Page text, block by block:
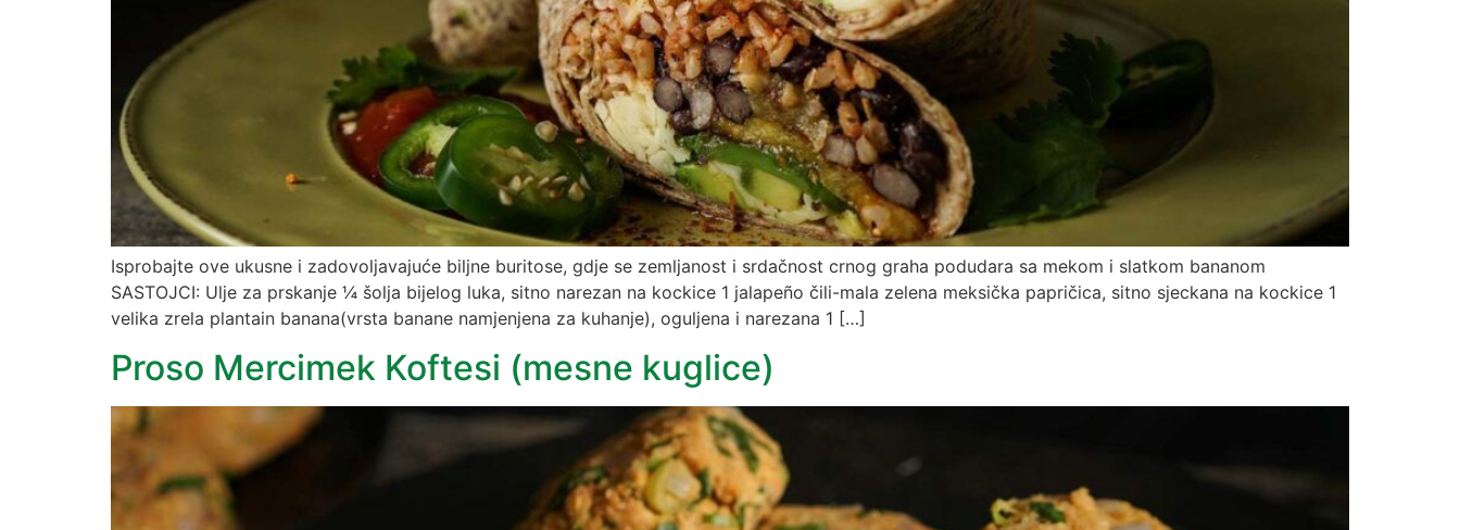
Isprobajte ove ukusne i zadovoljavajuće biljne buritose, gdje se zemljanost i srdačnost crnog graha podudara sa mekom i slatkom bananom
SASTOJCI: Ulje za prskanje ¼ šolja bijelog luka, sitno narezan na kockice 1 jalapeño čili-mala zelena meksička papričica, sitno sjeckana na kockice 1
velika zrela plantain banana(vrsta banane namjenjena za kuhanje), oguljena i narezana 1 […]
Proso Mercimek Koftesi (mesne kuglice)